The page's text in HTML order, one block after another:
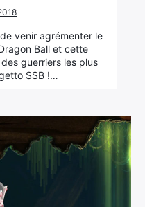
venir agrémenter le
Ball et cette
guerriers les plus
SSB !…